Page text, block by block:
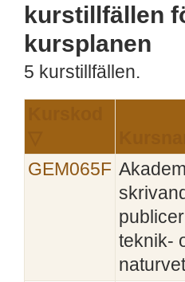
kurstillfällen
kursplanen
5 kurstillfällen.
GEM065F
teknik-